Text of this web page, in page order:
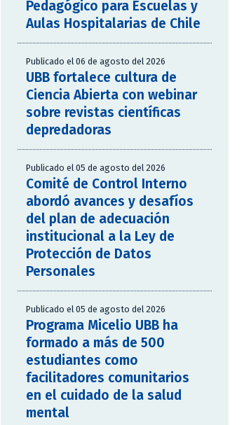
Pedagógico para Escuelas y
Aulas Hospitalarias de Chile
Publicado el 06 de agosto del 2026
UBB fortalece cultura de
Ciencia Abierta con webinar
sobre revistas científicas
depredadoras
Publicado el 05 de agosto del 2026
Comité de Control Interno
abordó avances y desafíos
del plan de adecuación
institucional a la Ley de
Protección de Datos
Personales
Publicado el 05 de agosto del 2026
Programa Micelio UBB ha
formado a más de 500
estudiantes como
facilitadores comunitarios
en el cuidado de la salud
mental